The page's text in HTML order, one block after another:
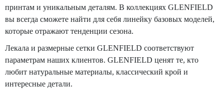
принтам и уникальным деталям. В коллекциях GLENFIELD
вы всегда сможете найти для себя линейку базовых моделей,
которые отражают тенденции сезона.
Лекала и размерные сетки GLENFIELD соответствуют
параметрам наших клиентов. GLENFIELD ценят те, кто
любит натуральные материалы, классический крой и
интересные детали.